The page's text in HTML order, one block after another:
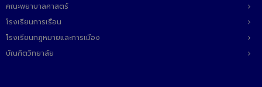
คณะพยาบาลศาสตร์
โรงเรียนการเรือน
โรงเรียนกฎหมายและการเมือง
บัณฑิตวิทยาลัย